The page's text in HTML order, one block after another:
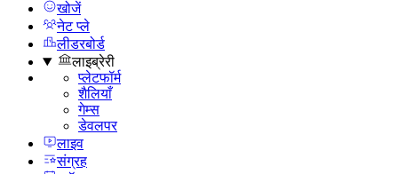
खोजें
नेट प्ले
लीडरबोर्ड
लाइब्रेरी
प्लेटफॉर्म
शैलियाँ
गेम्स
डेवलपर
लाइव
संग्रह